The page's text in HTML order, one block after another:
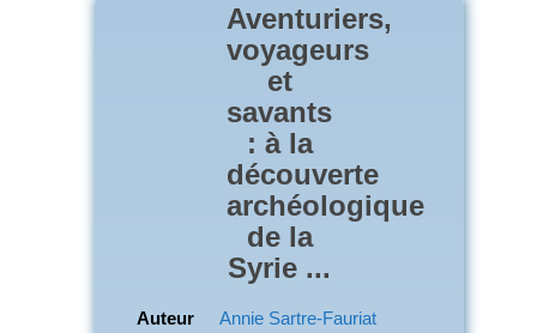
Aventuriers,
voyageurs
et
savants
: à la
découverte
archéologique
de la
Syrie ...
Auteur Annie Sartre-Fauriat